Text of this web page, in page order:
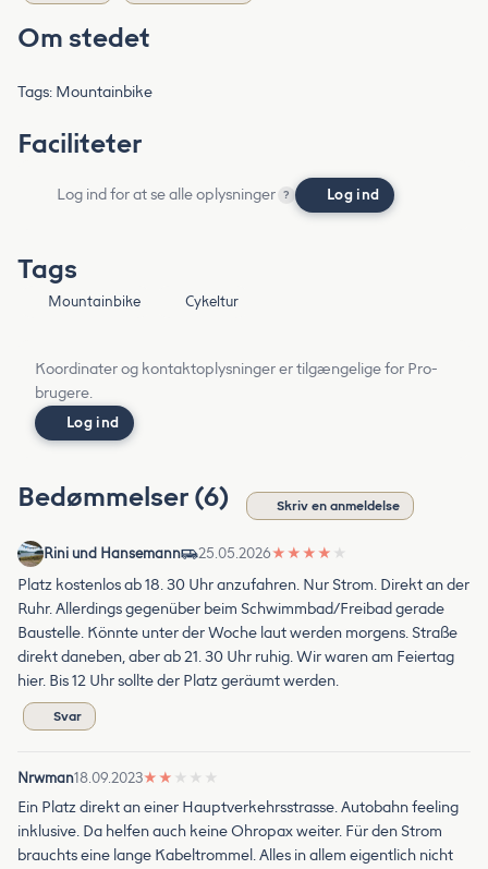
Om stedet
Tags: Mountainbike
Faciliteter
Log ind for at se alle oplysninger ? Log ind
Tags
Mountainbike Cykeltur
Koordinater og kontaktoplysninger er tilgængelige for Pro-
brugere.
Log ind
Bedømmelser (6) Skriv en anmeldelse
Rini und Hansemann 25.05.2026★ ★ ★ ★ ★
Platz kostenlos ab 18. 30 Uhr anzufahren. Nur Strom. Direkt an der
Ruhr. Allerdings gegenüber beim Schwimmbad/Freibad gerade
Baustelle. Könnte unter der Woche laut werden morgens. Straße
direkt daneben, aber ab 21. 30 Uhr ruhig. Wir waren am Feiertag
hier. Bis 12 Uhr sollte der Platz geräumt werden.
Svar
Nrwman18.09.2023★ ★ ★ ★ ★
Ein Platz direkt an einer Hauptverkehrsstrasse. Autobahn feeling
inklusive. Da helfen auch keine Ohropax weiter. Für den Strom
brauchts eine lange Kabeltrommel. Alles in allem eigentlich nicht